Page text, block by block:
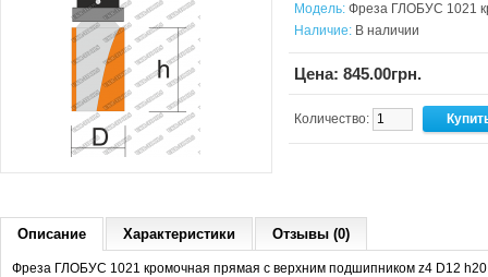
Модель: Фреза ГЛОБУС 1021
Наличие: В наличии
Цена: 845.00грн.
Количество:
Описание Характеристики Отзывы (0)
Фреза ГЛОБУС 1021 кромочная прямая с верхним подшипником z4 D12